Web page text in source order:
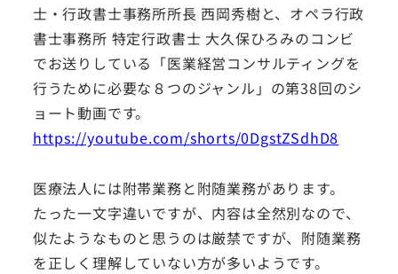
士・行政書士事務所所長 西岡秀樹と、オペラ行政
書士事務所 特定行政書士 大久保ひろみのコンビ
でお送りしている「医業経営コンサルティングを
行うために必要な８つのジャンル」の第38回のシ
ョート動画です。
https://youtube.com/shorts/0DgstZSdhD8
医療法人には附帯業務と附随業務があります。
たった一文字違いですが、内容は全然別なので、
似たようなものと思うのは厳禁ですが、附随業務
を正しく理解していない方が多いようです。